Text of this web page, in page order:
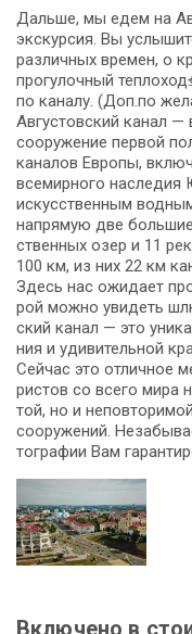
Дальше, мы едем на
экскурсия. Вы
различных времен, о
прогулочный
по каналу. (Доп.по
Августовский канал
соору­же­ние пер­вой
каналов Ев­ро­пы,
все­мир­но­го
искусственным
напрямую две
ствен­ных озер и 11
100 км, из них 22 км
Здесь нас ожи­да­ет
рой мож­но уви­деть
ский ка­нал — это
ния и удивительной
Сейчас это отличное
ри­стов со все­го ми­ра
той, но и
со­ору­же­ний.
то­гра­фии Вам
Включено в